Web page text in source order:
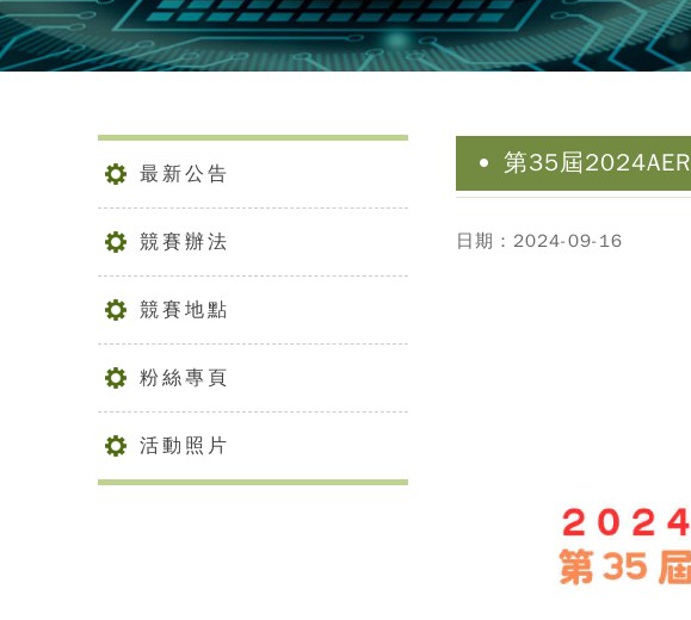
最新公告
競賽辦法
競賽地點
粉絲專頁
活動照片
第35屆
日期：2024-09-16